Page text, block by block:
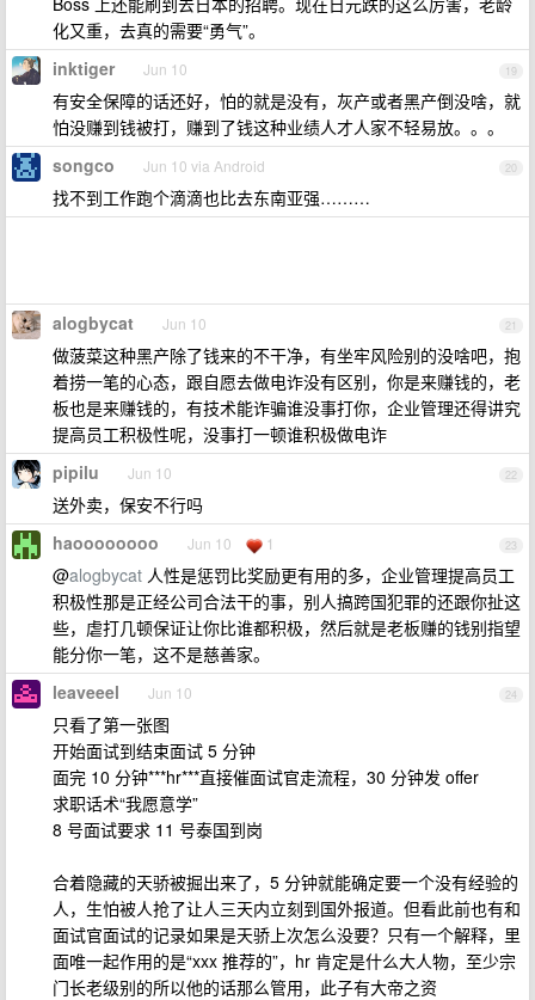
化又重，去真的需要“勇气”。
19
inktiger Jun 10
有安全保障的话还好，怕的就是没有，灰产或者黑产倒没啥，就
怕没赚到钱被打，赚到了钱这种业绩人才人家不轻易放。。。
20
songco Jun 10 via Android
找不到工作跑个滴滴也比去东南亚强………
21
alogbycat Jun 10
做菠菜这种黑产除了钱来的不干净，有坐牢风险别的没啥吧，抱
着捞一笔的心态，跟自愿去做电诈没有区别，你是来赚钱的，老
板也是来赚钱的，有技术能诈骗谁没事打你，企业管理还得讲究
提高员工积极性呢，没事打一顿谁积极做电诈
22
pipilu Jun 10
送外卖，保安不行吗
23
haoooooooo Jun 10 1
@alogbycat 人性是惩罚比奖励更有用的多，企业管理提高员工
积极性那是正经公司合法干的事，别人搞跨国犯罪的还跟你扯这
些，虐打几顿保证让你比谁都积极，然后就是老板赚的钱别指望
能分你一笔，这不是慈善家。
24
leaveeel Jun 10
只看了第一张图
开始面试到结束面试 5 分钟
面完 10 分钟***hr***直接催面试官走流程，30 分钟发 offer
求职话术“我愿意学”
8 号面试要求 11 号泰国到岗
合着隐藏的天骄被掘出来了，5 分钟就能确定要一个没有经验的
人，生怕被人抢了让人三天内立刻到国外报道。但看此前也有和
面试官面试的记录如果是天骄上次怎么没要？只有一个解释，里
面唯一起作用的是“xxx 推荐的”，hr 肯定是什么大人物，至少宗
门长老级别的所以他的话那么管用，此子有大帝之资